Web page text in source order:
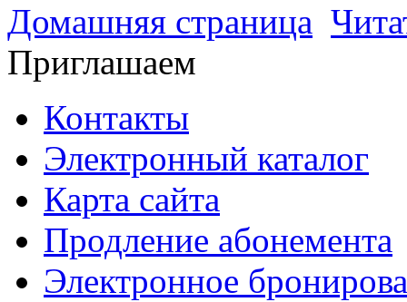
Домашняя страница
Приглашаем
Контакты
Электронный каталог
Карта сайта
Продление абонемента
Электронное